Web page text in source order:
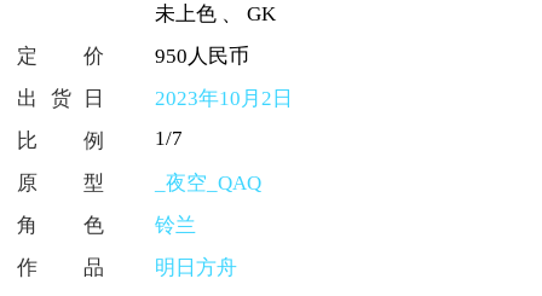
未上色、 GK
定价
950人民币
出货日
2023年10月2日
比例
1/7
原型
_夜空_QAQ
角色
铃兰
作品
明日方舟